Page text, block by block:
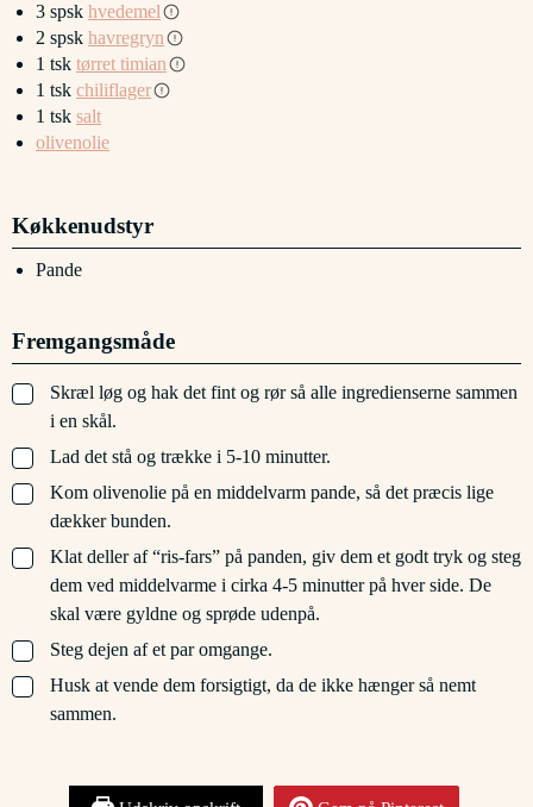
3 spsk hvedemel
2 spsk havregryn
1 tsk tørret timian
1 tsk chiliflager
1 tsk salt
olivenolie
Køkkenudstyr
Pande
Fremgangsmåde
▢
Skræl løg og hak det fint og rør så alle ingredienserne sammen
i en skål.
▢
Lad det stå og trække i 5-10 minutter.
▢
Kom olivenolie på en middelvarm pande, så det præcis lige
dækker bunden.
▢
Klat deller af “ris-fars” på panden, giv dem et godt tryk og steg
dem ved middelvarme i cirka 4-5 minutter på hver side. De
skal være gyldne og sprøde udenpå.
▢
Steg dejen af et par omgange.
▢
Husk at vende dem forsigtigt, da de ikke hænger så nemt
sammen.